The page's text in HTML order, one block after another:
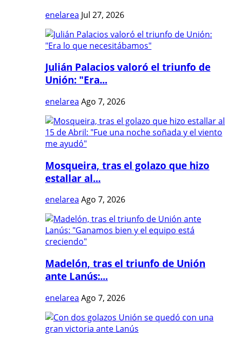
enelarea Jul 27, 2026
Julián Palacios valoró el triunfo de
Unión: "Era...
enelarea Ago 7, 2026
Mosqueira, tras el golazo que hizo
estallar al...
enelarea Ago 7, 2026
Madelón, tras el triunfo de Unión
ante Lanús:...
enelarea Ago 7, 2026